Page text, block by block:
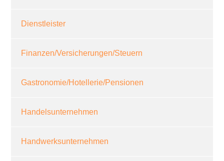
Dienstleister
Finanzen/Versicherungen/Steuern
Gastronomie/Hotellerie/Pensionen
Handelsunternehmen
Handwerksunternehmen